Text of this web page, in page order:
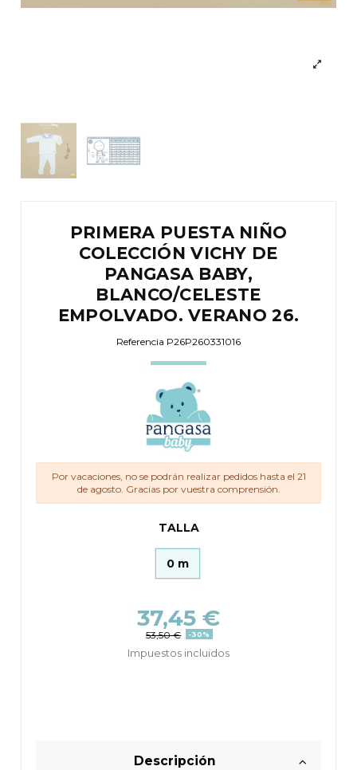
PRIMERA PUESTA NIÑO
COLECCIÓN VICHY DE
PANGASA BABY,
BLANCO/CELESTE
EMPOLVADO. VERANO 26.
Referencia P26P260331016
Por vacaciones, no se podrán realizar pedidos hasta el 21
de agosto. Gracias por vuestra comprensión.
TALLA
0 m
37,45 €
53,50 € -30%
Impuestos incluidos
Descripción